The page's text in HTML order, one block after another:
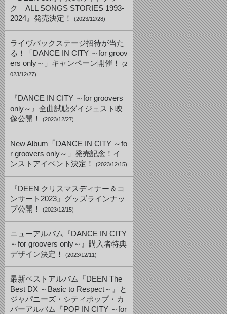
ク ALL SONGS STORIES 1993-
2024』発売決定！
(2023/12/28)
ライヴバックステージ招待が当た
る！「DANCE IN CITY ～for groov
ers only～」キャンペーン開催！
(2
023/12/27)
『DANCE IN CITY ～for groovers
only～』全曲試聴ダイジェスト映
像公開！
(2023/12/27)
New Album「DANCE IN CITY ～fo
r groovers only～」発売記念！イ
ンストアイベント決定！
(2023/12/15)
『DEEN クリスマスディナー＆コ
ンサート2023』グッズラインナッ
プ公開！
(2023/12/15)
ニューアルバム『DANCE IN CITY
～for groovers only～』購入者特典
デザイン決定！
(2023/12/11)
最新ベストアルバム『DEEN The
Best DX ～Basic to Respect～』と
ジャパニーズ・シティポップ・カ
バーアルバム『POP IN CITY ～for